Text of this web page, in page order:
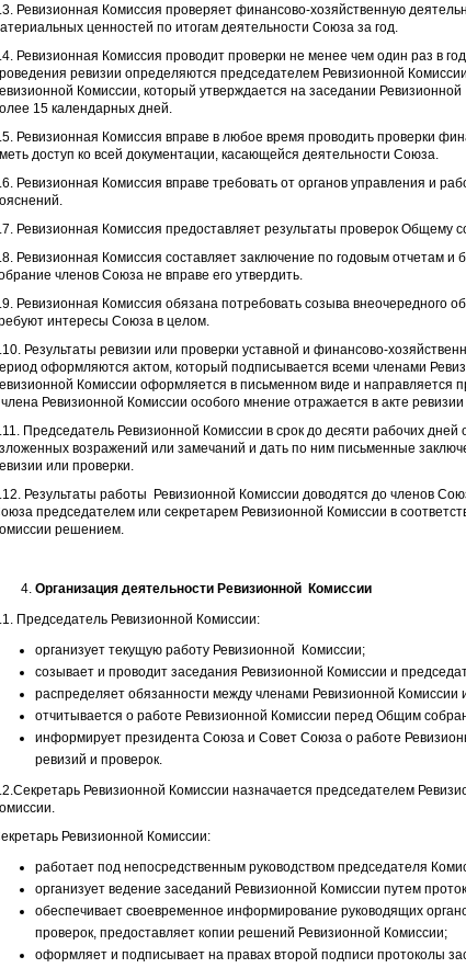
Ревизионная Комиссия проверяет финансово-хозяйственную
ценностей по итогам деятельности Союза за год.
Ревизионная Комиссия проводит проверки не менее чем один раз в
ревизии определяются председателем Ревизионной
Комиссии, который утверждается на заседании
15 календарных дней.
Ревизионная Комиссия вправе в любое время проводить проверки
доступ ко всей документации, касающейся деятельности Союза.
Ревизионная Комиссия вправе требовать от органов управления и
Ревизионная Комиссия предоставляет результаты проверок Общему
Ревизионная Комиссия составляет заключение по годовым отчетам и
членов Союза не вправе его утвердить.
Ревизионная Комиссия обязана потребовать созыва внеочередного
интересы Союза в целом.
Результаты ревизии или проверки уставной и финансово-
оформляются актом, который подписывается всеми членами
Комиссии оформляется в письменном виде и направляется
Ревизионной Комиссии особого мнение отражается в акте
Председатель Ревизионной Комиссии в срок до десяти рабочих дней
возражений или замечаний и дать по ним письменные
или проверки.
Результаты работы Ревизионной Комиссии доводятся до членов
председателем или секретарем Ревизионной Комиссии в
решением.
Организация деятельности Ревизионной Комиссии
Председатель Ревизионной Комиссии:
организует текущую работу Ревизионной Комиссии;
созывает и проводит заседания Ревизионной Комиссии и
распределяет обязанности между членами Ревизионной Комиссии
отчитывается о работе Ревизионной Комиссии перед Общим
информирует президента Союза и Совет Союза о работе
ревизий и проверок.
Ревизионной Комиссии назначается председателем
Ревизионной Комиссии:
работает под непосредственным руководством председателя
организует ведение заседаний Ревизионной Комиссии путем
обеспечивает своевременное информирование руководящих
проверок, предоставляет копии решений Ревизионной Комиссии;
оформляет и подписывает на правах второй подписи протоколы